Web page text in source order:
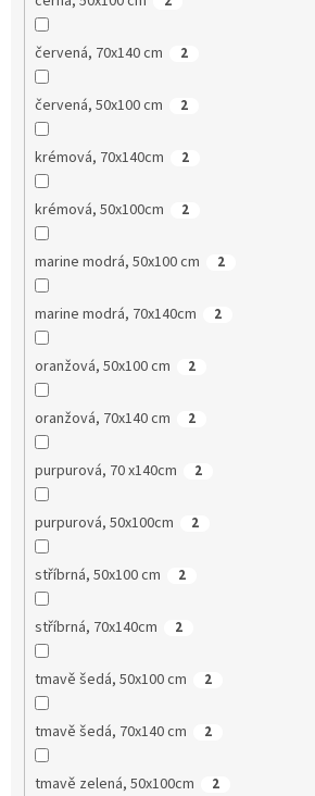
červená, 70x140 cm 2
červená, 50x100 cm 2
krémová, 70x140cm 2
krémová, 50x100cm 2
marine modrá, 50x100 cm 2
marine modrá, 70x140cm 2
oranžová, 50x100 cm 2
oranžová, 70x140 cm 2
purpurová, 70 x140cm 2
purpurová, 50x100cm 2
stříbrná, 50x100 cm 2
stříbrná, 70x140cm 2
tmavě šedá, 50x100 cm 2
tmavě šedá, 70x140 cm 2
tmavě zelená, 50x100cm 2